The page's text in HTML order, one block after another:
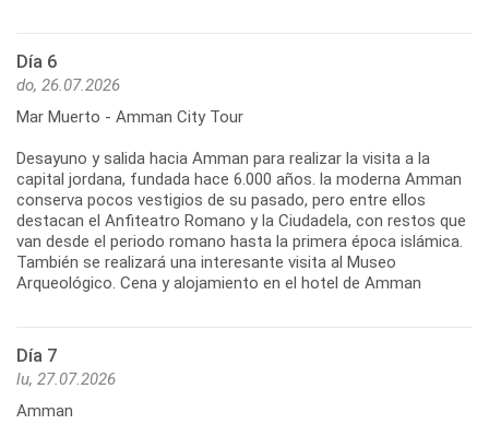
Día 6
do, 26.07.2026
Mar Muerto - Amman City Tour
Desayuno y salida hacia Amman para realizar la visita a la
capital jordana, fundada hace 6.000 años. la moderna Amman
conserva pocos vestigios de su pasado, pero entre ellos
destacan el Anfiteatro Romano y la Ciudadela, con restos que
van desde el periodo romano hasta la primera época islámica.
También se realizará una interesante visita al Museo
Arqueológico. Cena y alojamiento en el hotel de Amman
Día 7
lu, 27.07.2026
Amman